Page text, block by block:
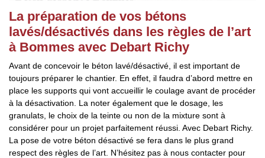
La préparation de vos bétons
lavés/désactivés dans les règles de l’art
à Bommes avec Debart Richy
Avant de concevoir le béton lavé/désactivé, il est important de
toujours préparer le chantier. En effet, il faudra d’abord mettre en
place les supports qui vont accueillir le coulage avant de procéder
à la désactivation. La noter également que le dosage, les
granulats, le choix de la teinte ou non de la mixture sont à
considérer pour un projet parfaitement réussi. Avec Debart Richy.
La pose de votre béton désactivé se fera dans le plus grand
respect des règles de l’art. N’hésitez pas à nous contacter pour